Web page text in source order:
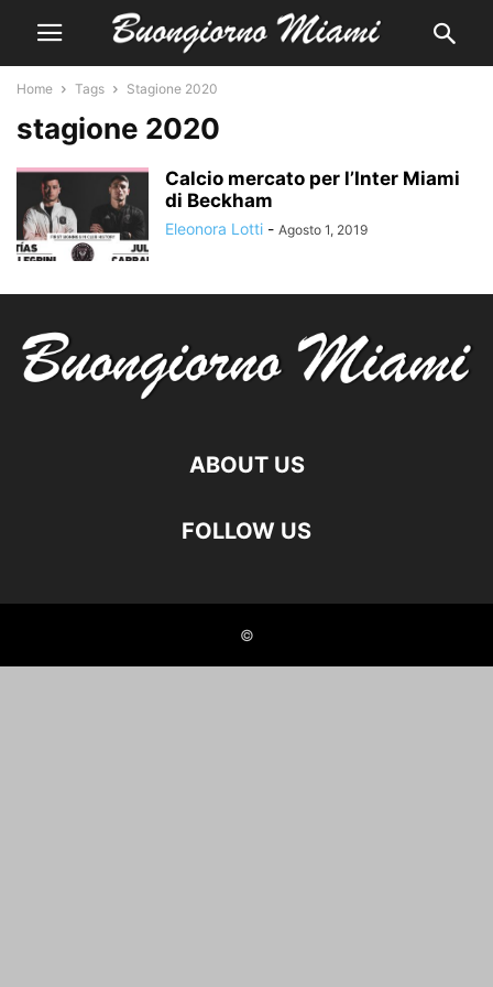
Home Tags Stagione 2020
stagione 2020
Calcio mercato per l’Inter Miami
di Beckham
Eleonora Lotti - Agosto 1, 2019
ABOUT US
FOLLOW US
©